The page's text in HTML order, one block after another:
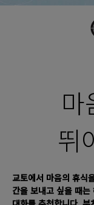
뛰
교토에서 마음의 휴식
간을 보내고 싶을 때